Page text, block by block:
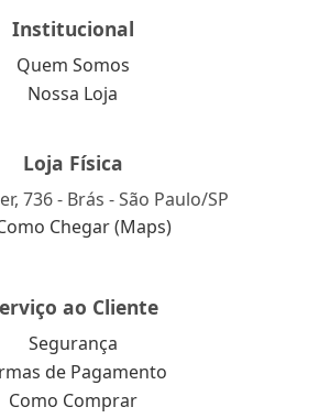
Institucional
Quem Somos
Nossa Loja
Loja Física
736 - Brás - São Paulo/SP
Chegar (Maps)
ao Cliente
Segurança
de Pagamento
Como Comprar